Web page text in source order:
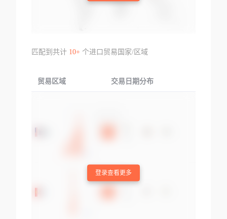
匹配到共计 10+个进口贸易国家/区域
贸易区域 交易日期分布
登录查看更多